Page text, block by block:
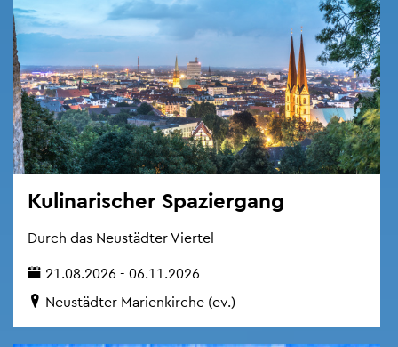
Ku­li­na­ri­scher Spa­zier­gang
Durch das Neu­städ­ter Vier­tel
21.08.2026 - 06.11.2026
Neu­städ­ter Ma­ri­en­kir­che (ev.)